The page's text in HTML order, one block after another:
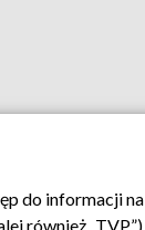
do informacji
również „TVP”),